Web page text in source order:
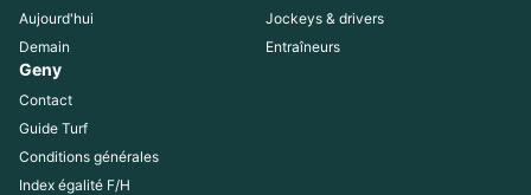
Aujourd'hui
Demain
Jockeys & drivers
Entraîneurs
Geny
Contact
Guide Turf
Conditions générales
Index égalité F/H